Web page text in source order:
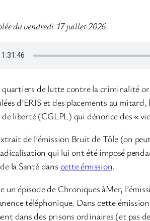
du vendredi 17 juillet 2026
quartiers de lutte contre la criminalité
d’ERIS et des placements au
liberté (CGLPL) qui dénonce des «
de l’émission Bruit de Tôle (on
qui lui ont été imposé
la Santé dans cette émission.
un épisode de Chroniques àMer,
téléphonique. Dans cette
dans des prisons ordinaires (et pas